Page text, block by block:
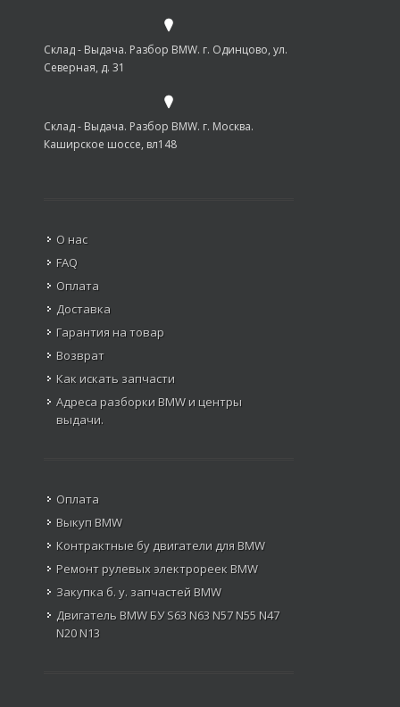
Склад - Выдача. Разбор BMW. г. Одинцово, ул.
Северная, д. 31
Склад - Выдача. Разбор BMW. г. Москва.
Каширское шоссе, вл148
О нас
FAQ
Оплата
Доставка
Гарантия на товар
Возврат
Как искать запчасти
Адреса разборки BMW и центры
выдачи.
Оплата
Выкуп BMW
Контрактные бу двигатели для BMW
Ремонт рулевых электрореек BMW
Закупка б. у. запчастей BMW
Двигатель BMW БУ S63 N63 N57 N55 N47
N20 N13